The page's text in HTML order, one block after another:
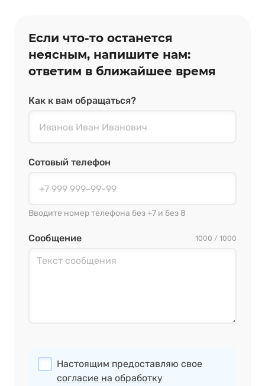
Если что‑то останется
неясным, напишите нам:
ответим в ближайшее время
Как к вам обращаться?
Сотовый телефон
Вводите номер телефона без +7 и без 8
Сообщение 1000 / 1000
Настоящим предоставляю свое
согласие на обработку